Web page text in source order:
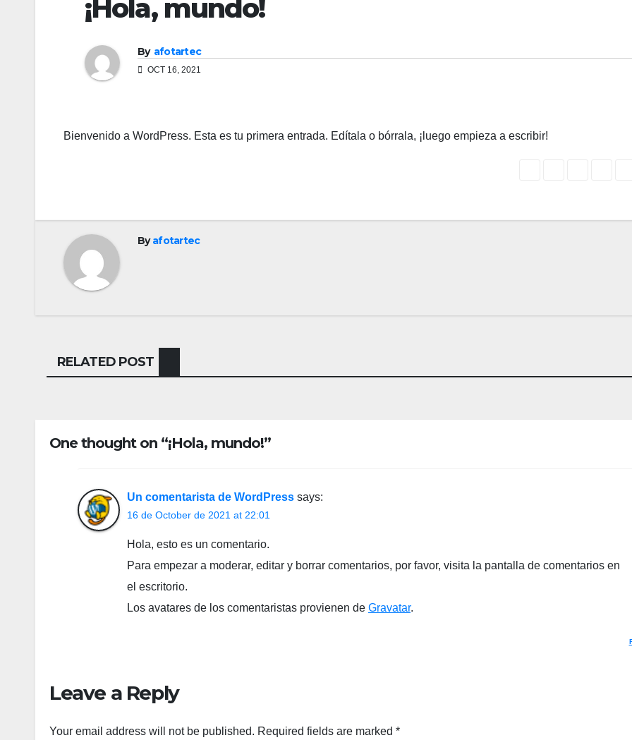
¡Hola, mundo!
By afotartec
OCT 16, 2021
Bienvenido a WordPress. Esta es tu primera entrada. Edítala o bórrala, ¡luego empieza a escribir!
Byafotartec
RELATED POST
One thought on “¡Hola, mundo!”
Un comentarista de WordPress says:
16 de October de 2021 at 22:01
Hola, esto es un comentario.
Para empezar a moderar, editar y borrar comentarios, por favor, visita la pantalla de comentarios en
el escritorio.
Los avatares de los comentaristas provienen de Gravatar.
Leave a Reply
Your email address will not be published. Required fields are marked *